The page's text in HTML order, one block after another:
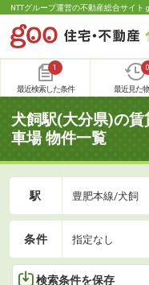
NTTグループ運営の不動産総合サイト
1
最近検索した条件
0
最近見た
犬飼駅(大分県)の
車場 物件一覧
駅 豊肥本線/犬飼
条件 指定なし
検索条件を保存